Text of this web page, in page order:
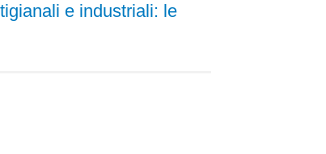
e industriali: le